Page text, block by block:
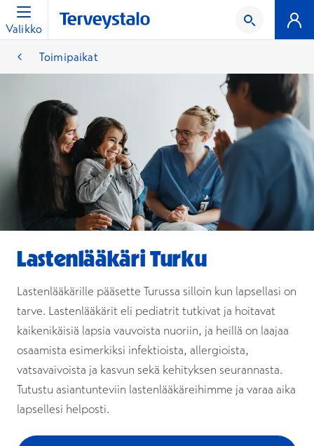
Valikko
Toimipaikat
Lastenlääkäri Turku
Lastenlääkärille pääsette Turussa silloin kun lapsellasi on
tarve. Lastenlääkärit eli pediatrit tutkivat ja hoitavat
kaikenikäisiä lapsia vauvoista nuoriin, ja heillä on laajaa
osaamista esimerkiksi infektioista, allergioista,
vatsavaivoista ja kasvun sekä kehityksen seurannasta.
Tutustu asiantunteviin lastenlääkäreihimme ja varaa aika
lapsellesi helposti.